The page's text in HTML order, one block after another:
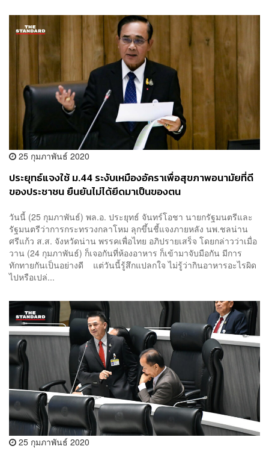
25 กุมภาพันธ์ 2020
ประยุทธ์แจงใช้ ม.44 ระงับเหมืองอัคราเพื่อสุขภาพอนามัยที่ดี
ของประชาชน ยืนยันไม่ได้ยึดมาเป็นของตน
วันนี้ (25 กุมภาพันธ์) พล.อ. ประยุทธ์ จันทร์โอชา นายกรัฐมนตรีและ
รัฐมนตรีว่าการกระทรวงกลาโหม ลุกขึ้นชี้แจงภายหลัง นพ.ชลน่าน
ศรีแก้ว ส.ส. จังหวัดน่าน พรรคเพื่อไทย อภิปรายเสร็จ โดยกล่าวว่าเมื่อ
วาน (24 กุมภาพันธ์) ก็เจอกันที่ห้องอาหาร ก็เข้ามาจับมือกัน มีการ
ทักทายกันเป็นอย่างดี แต่วันนี้รู้สึกแปลกใจ ไม่รู้ว่ากินอาหารอะไรผิด
ไปหรือเปล่...
25 กุมภาพันธ์ 2020